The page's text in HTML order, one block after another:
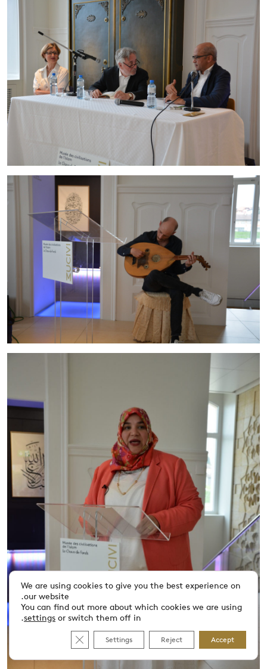
We are using cookies to give you the best experience on
our website.
You can find out more about which cookies we are using
or switch them off in
settings
.
Accept
Reject
Settings
Cookie Banner